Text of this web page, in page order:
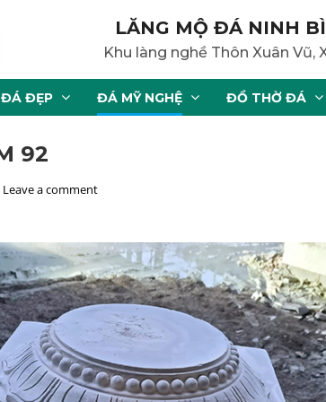
LĂNG MỘ ĐÁ NINH
Khu làng nghề Thôn Xuân Vũ,
ĐÁ ĐẸP ĐÁ MỸ NGHỆ ĐỒ THỜ ĐÁ
92
Leave a comment